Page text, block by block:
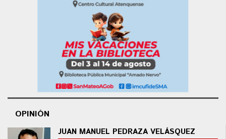
OPINIÓN
JUAN MANUEL PEDRAZA VELÁSQUEZ